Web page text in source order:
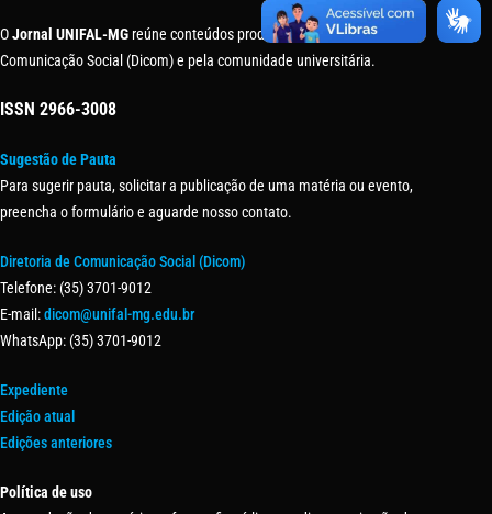
OJornal UNIFAL-MG reúne conteúdos produzidos pela Diretoria de
Comunicação Social (Dicom) e pela comunidade universitária.
ISSN 2966-3008
Sugestão de Pauta
Para sugerir pauta, solicitar a publicação de uma matéria ou evento,
preencha o formulário e aguarde nosso contato.
Diretoria de Comunicação Social (Dicom)
Telefone: (35) 3701-9012
E-mail:dicom@unifal-mg.edu.br
WhatsApp: (35) 3701-9012
Expediente
Edição atual
Edições anteriores
Política de uso